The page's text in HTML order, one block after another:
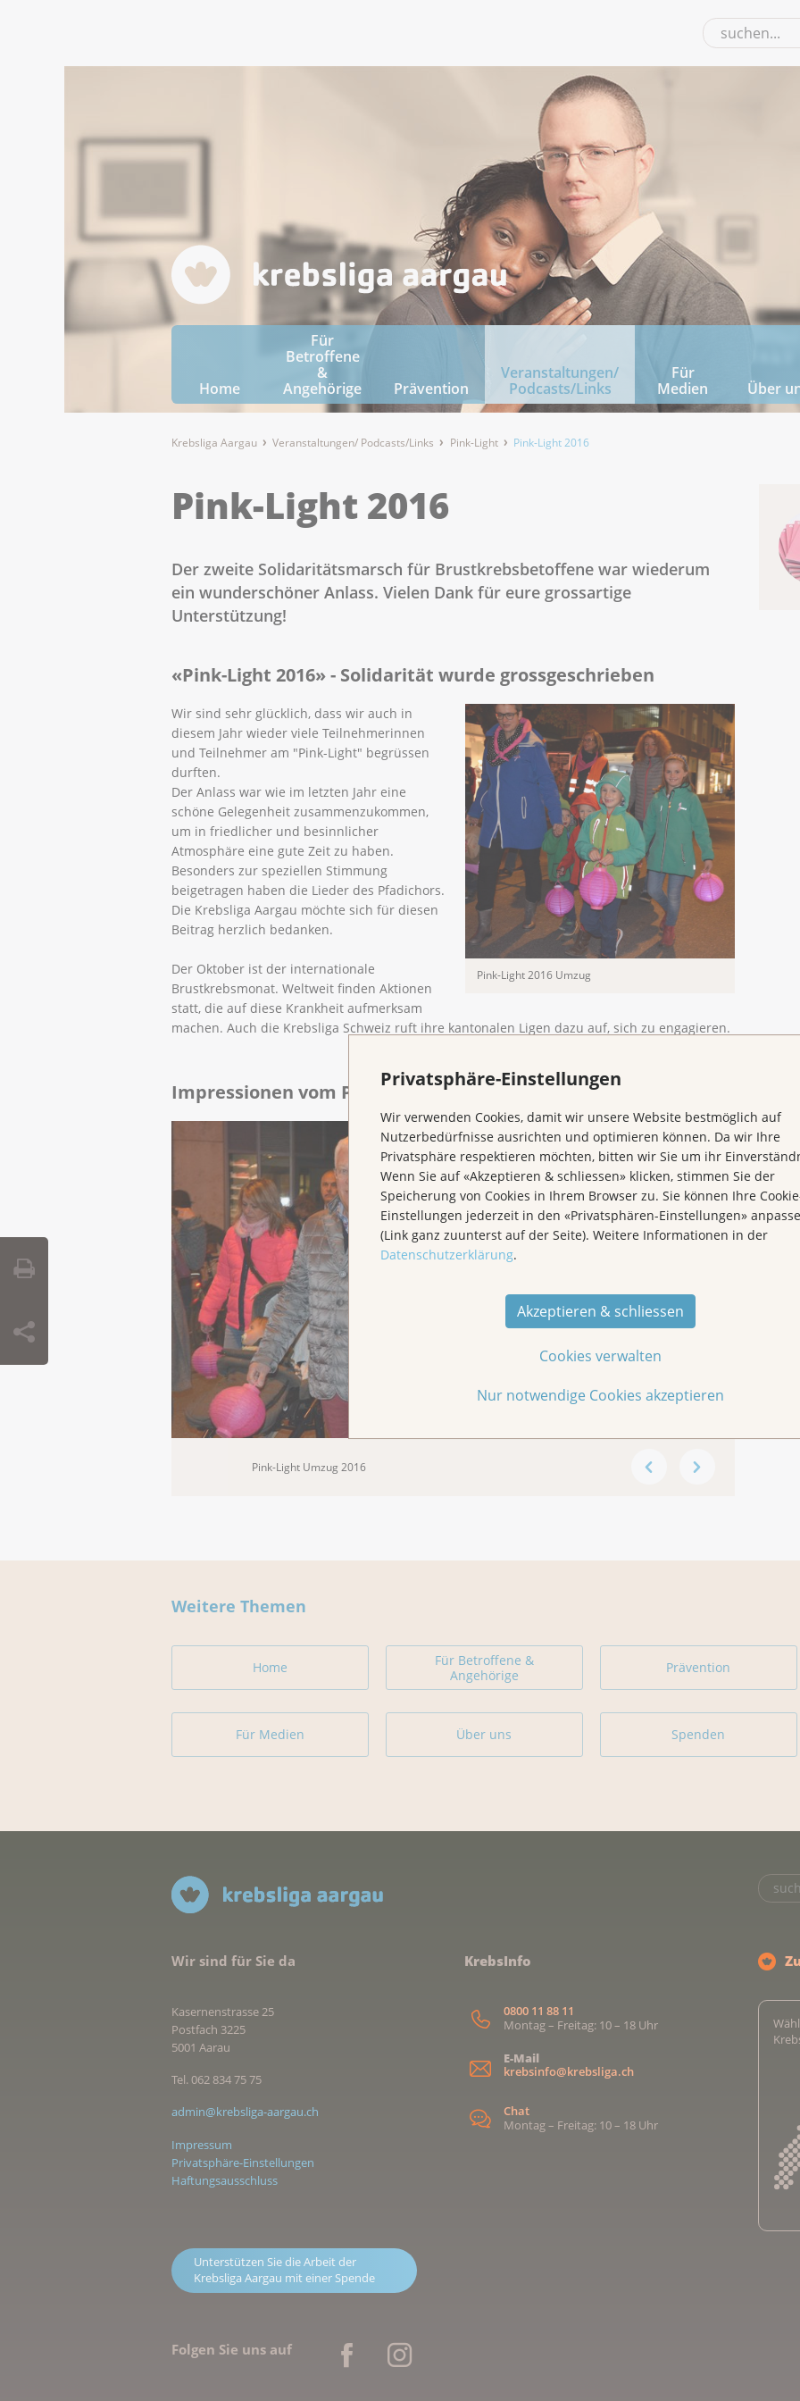
Privatsphäre-Einstellungen
Wir verwenden Cookies, damit wir unsere Website bestmöglich auf
Nutzerbedürfnisse ausrichten und optimieren können. Da wir Ihre
Privatsphäre respektieren möchten, bitten wir Sie um ihr
Wenn Sie auf «Akzeptieren & schliessen» klicken, stimmen Sie der
Speicherung von Cookies in Ihrem Browser zu. Sie können Ihre
Einstellungen jederzeit in den «Privatsphären-Einstellungen»
(Link ganz zuunterst auf der Seite). Weitere Informationen in der
Datenschutzerklärung.
Akzeptieren & schliessen
Cookies verwalten
Nur notwendige Cookies akzeptieren
Home
Für
Betroffene
&
Angehörige
Prävention
Veranstaltungen/
Podcasts/Links
Für
Medien
Über
Krebsliga Aargau Veranstaltungen/ Podcasts/Links Pink-Light Pink-Light 2016
Pink-Light 2016
Der zweite Solidaritätsmarsch für Brustkrebsbetoffene war wiederum
ein wunderschöner Anlass. Vielen Dank für eure grossartige
Unterstützung!
«Pink-Light 2016» - Solidarität wurde grossgeschrieben
Pink-Light 2016 Umzug
Wir sind sehr glücklich, dass wir auch in
diesem Jahr wieder viele Teilnehmerinnen
und Teilnehmer am "Pink-Light" begrüssen
durften.
Der Anlass war wie im letzten Jahr eine
schöne Gelegenheit zusammenzukommen,
um in friedlicher und besinnlicher
Atmosphäre eine gute Zeit zu haben.
Besonders zur speziellen Stimmung
beigetragen haben die Lieder des Pfadichors.
Die Krebsliga Aargau möchte sich für diesen
Beitrag herzlich bedanken.
Der Oktober ist der internationale
Brustkrebsmonat. Weltweit finden Aktionen
statt, die auf diese Krankheit aufmerksam
machen. Auch die Krebsliga Schweiz ruft ihre kantonalen Ligen dazu auf, sich zu engagieren.
Impressionen vom Pink-Light 2016
Pink-Light Umzug 2016
Weitere Themen
Home
Für Betroffene &
Angehörige
Prävention
Für Medien Über uns Spenden
Wir sind für Sie da
Kasernenstrasse 25
Postfach 3225
5001 Aarau
Tel. 062 834 75 75
admin@krebsliga-aargau.ch
Impressum
Privatsphäre-Einstellungen
Haftungsausschluss
Unterstützen Sie die Arbeit der
Krebsliga Aargau mit einer Spende
KrebsInfo
0800 11 88 11
Montag – Freitag: 10 – 18 Uhr
E-Mail
krebsinfo@krebsliga.ch
Chat
Montag – Freitag: 10 – 18 Uhr
Folgen Sie uns auf